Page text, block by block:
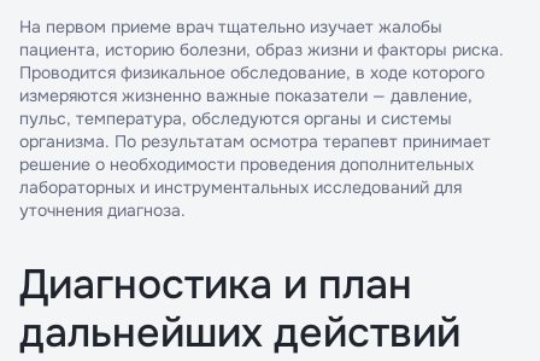
На первом приеме врач тщательно изучает жалобы
пациента, историю болезни, образ жизни и факторы риска.
Проводится физикальное обследование, в ходе которого
измеряются жизненно важные показатели — давление,
пульс, температура, обследуются органы и системы
организма. По результатам осмотра терапевт принимает
решение о необходимости проведения дополнительных
лабораторных и инструментальных исследований для
уточнения диагноза.
Диагностика и план
дальнейших действий